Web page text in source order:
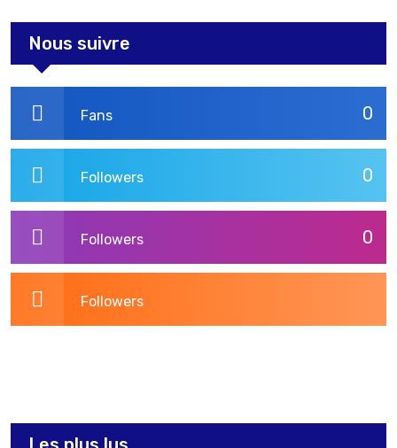
Nous suivre
0
Fans
0
Followers
0
Followers
Followers